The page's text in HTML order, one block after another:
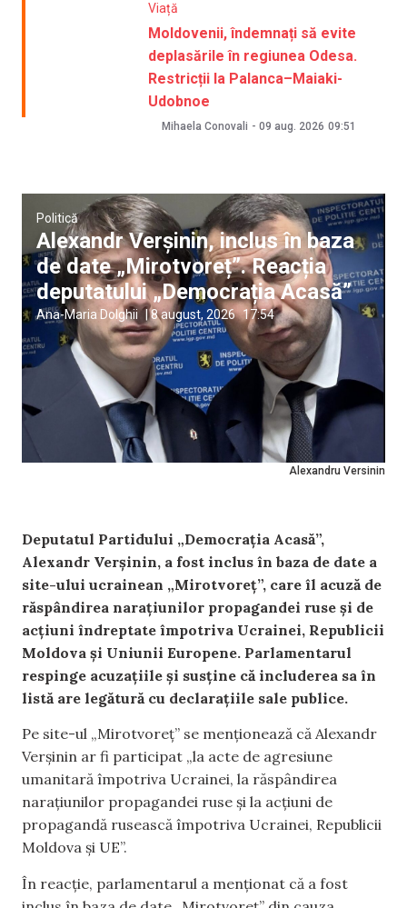
Viață
Moldovenii, îndemnați să evite
deplasările în regiunea Odesa.
Restricții la Palanca–Maiaki-
Udobnoe
Mihaela Conovali - 09 aug. 2026 09:51
Alexandru Versinin
Politică
Alexandr Verșinin, inclus în baza
de date „Mirotvoreț”. Reacția
deputatului „Democrația Acasă”
Ana-Maria Dolghii |8 august, 2026 17:54
Deputatul Partidului „Democrația Acasă”,
Alexandr Verșinin, a fost inclus în baza de date a
site-ului ucrainean „Mirotvoreț”, care îl acuză de
răspândirea narațiunilor propagandei ruse și de
acțiuni îndreptate împotriva Ucrainei, Republicii
Moldova și Uniunii Europene. Parlamentarul
respinge acuzațiile și susține că includerea sa în
listă are legătură cu declarațiile sale publice.
Pe site-ul „Mirotvoreț” se menționează că Alexandr
Verșinin ar fi participat „la acte de agresiune
umanitară împotriva Ucrainei, la răspândirea
narațiunilor propagandei ruse și la acțiuni de
propagandă rusească împotriva Ucrainei, Republicii
Moldova și UE”.
În reacție, parlamentarul a menționat că a fost